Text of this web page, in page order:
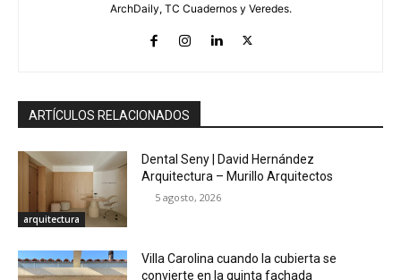
ArchDaily, TC Cuadernos y Veredes.
ARTÍCULOS RELACIONADOS
arquitectura
Dental Seny | David Hernández
Arquitectura – Murillo Arquitectos
5 agosto, 2026
Villa Carolina cuando la cubierta se
convierte en la quinta fachada